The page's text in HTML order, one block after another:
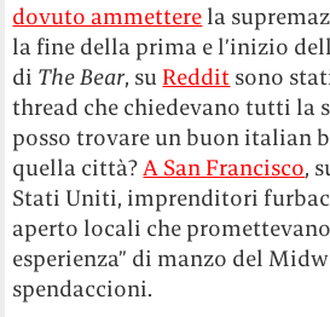
dovuto ammettere la
la fine della prima e l’inizio
di The Bear, su Reddit sono
thread che chiedevano tutti la
posso trovare un buon italian
quella città?A San Francisco,
Stati Uniti, imprenditori
aperto locali che
esperienza” di manzo del
spendaccioni.